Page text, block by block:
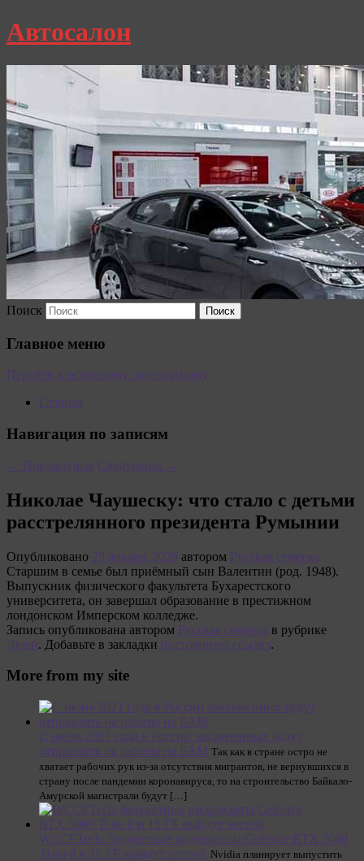
Автосалон
Поиск
Главное меню
Перейти к основному содержимому
Главная
Навигация по записям
← Предыдущая Следующая →
Николае Чаушеску: что стало с детьми
расстрелянного президента Румынии
Опубликовано 29 января, 2026 автором Русская семерка
Старшим в семье был приёмный сын Валентин (род. 1948).
Выпускник физического факультета Бухарестского
университета, он завершал образование в престижном
лондонском Имперском колледже.
Запись опубликована автором Русская семерка в рубрике
Люди. Добавьте в закладки постоянную ссылку.
More from my site
С июня 2021 года в России заключенных будут
отправлять на работы на БАМ Так как в стране остро не
хватает рабочих рук из-за отсутствия мигрантов, не вернувшихся в
страну после пандемии коронавируса, то на строительство Байкало-
Амурской магистрали будут […]
WCCFTech: бюджетные видеокарты GeForce RTX 5060
Ti на 8 и 16 ГБ выйдут весной Nvidia планирует выпустить